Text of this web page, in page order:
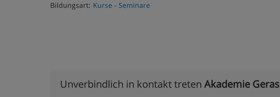
Bildungsart: Kurse - Seminare
Unverbindlich in kontakt treten Akademie Geras